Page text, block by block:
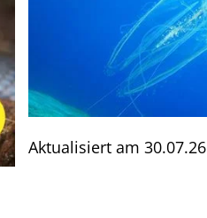
Aktualisiert am 30.07.26